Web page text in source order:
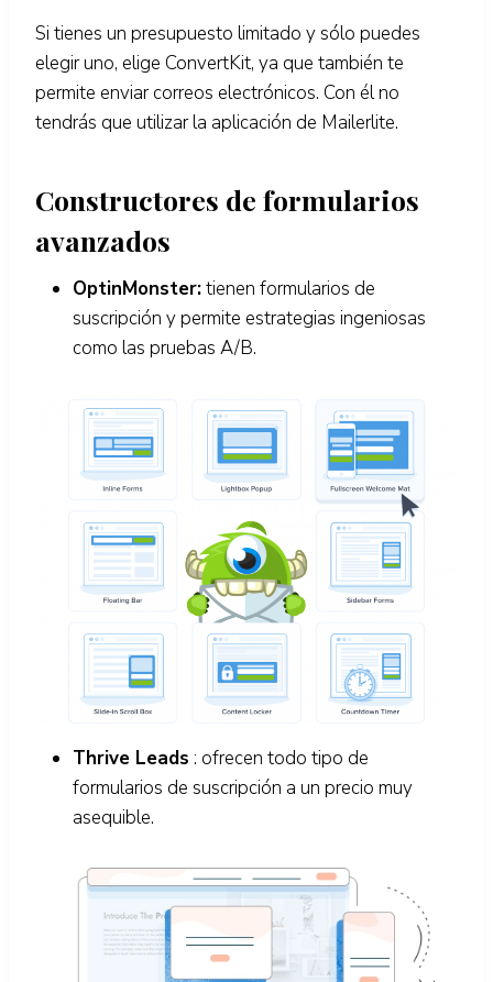
Si tienes un presupuesto limitado y sólo puedes
elegir uno, elige ConvertKit, ya que también te
permite enviar correos electrónicos. Con él no
tendrás que utilizar la aplicación de Mailerlite.
Constructores de formularios
avanzados
OptinMonster:tienen formularios de
suscripción y permite estrategias ingeniosas
como las pruebas A/B.
Thrive Leads : ofrecen todo tipo de
formularios de suscripción a un precio muy
asequible.